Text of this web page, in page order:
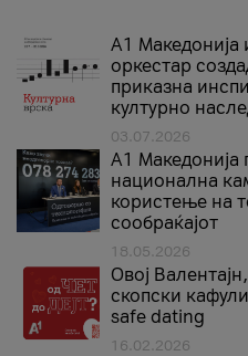
А1 Македонија
оркестар
приказна
културно
03.07.2026
A1 Македонија
национална
користење на
сообраќајот
18.05.2026
Овој
скопски
safe dating
16.02.2026